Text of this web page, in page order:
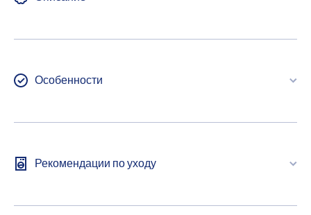
Особенности
Рекомендации по уходу